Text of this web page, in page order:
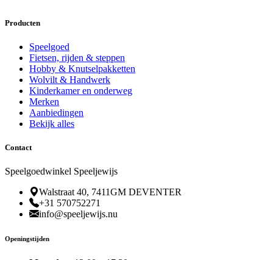
Producten
Speelgoed
Fietsen, rijden & steppen
Hobby & Knutselpakketten
Wolvilt & Handwerk
Kinderkamer en onderweg
Merken
Aanbiedingen
Bekijk alles
Contact
Speelgoedwinkel Speeljewijs
Walstraat 40, 7411GM DEVENTER
+31 570752271
info@speeljewijs.nu
Openingstijden